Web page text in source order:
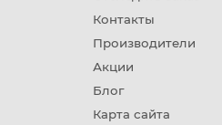
Контакты
Производители
Акции
Блог
Карта сайта